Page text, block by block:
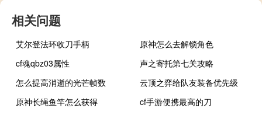
相关问题
艾尔登法环收刀手柄
原神怎么去解锁角色
cf魂qbz03属性
声之寄托第七关攻略
怎么提高消逝的光芒帧数
云顶之弈给队友装备优先级
原神长绳鱼竿怎么获得
cf手游便携最高的刀